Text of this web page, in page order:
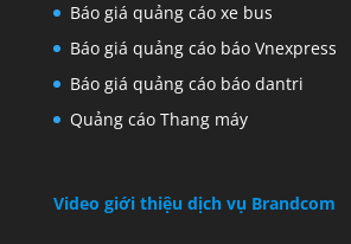
Báo giá quảng cáo xe bus
Báo giá quảng cáo báo Vnexpress
Báo giá quảng cáo báo dantri
Quảng cáo Thang máy
Video giới thiệu dịch vụ Brandcom